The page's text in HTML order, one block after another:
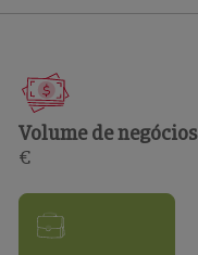
Volume de negócios
€